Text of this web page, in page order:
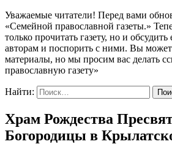
Уважаемые читатели! Перед вами
«Семейной православной газеты.»
только прочитать газету, но и обсудить
авторам и поспорить с ними. Вы
материалы, но мы просим вас делать
православную газету»
Найти:
Храм Рождества
Богородицы в